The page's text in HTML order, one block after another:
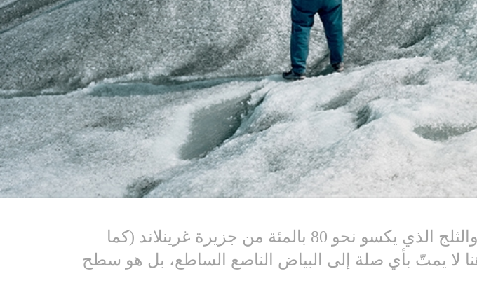
يُفاجَأ السياحُ بمشهدٍ كالحٍ لدى الحافّة الغربية لغطاء الجليد والثلج الذي يكسو نحو 80 بالمئة من جزيرة غرينلاند (كما
لا يمتّ بأي صلة إلى البياض الناصع الساطع، بل هو سطح